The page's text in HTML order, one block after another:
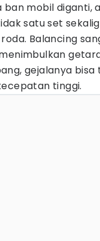
ban mobil diganti,
satu set
Balancing
gejalanya
tinggi.